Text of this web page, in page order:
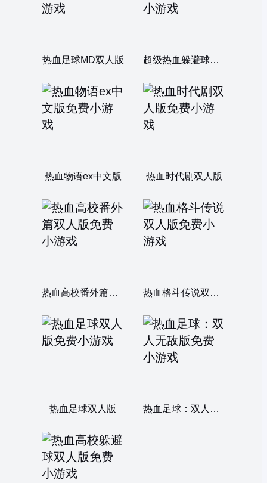
热血足球MD双人版 超级热血躲避球双人版
热血物语ex中文版 热血时代剧双人版
热血高校番外篇双人版 热血格斗传说双人版
热血足球双人版 热血足球：双人无敌版